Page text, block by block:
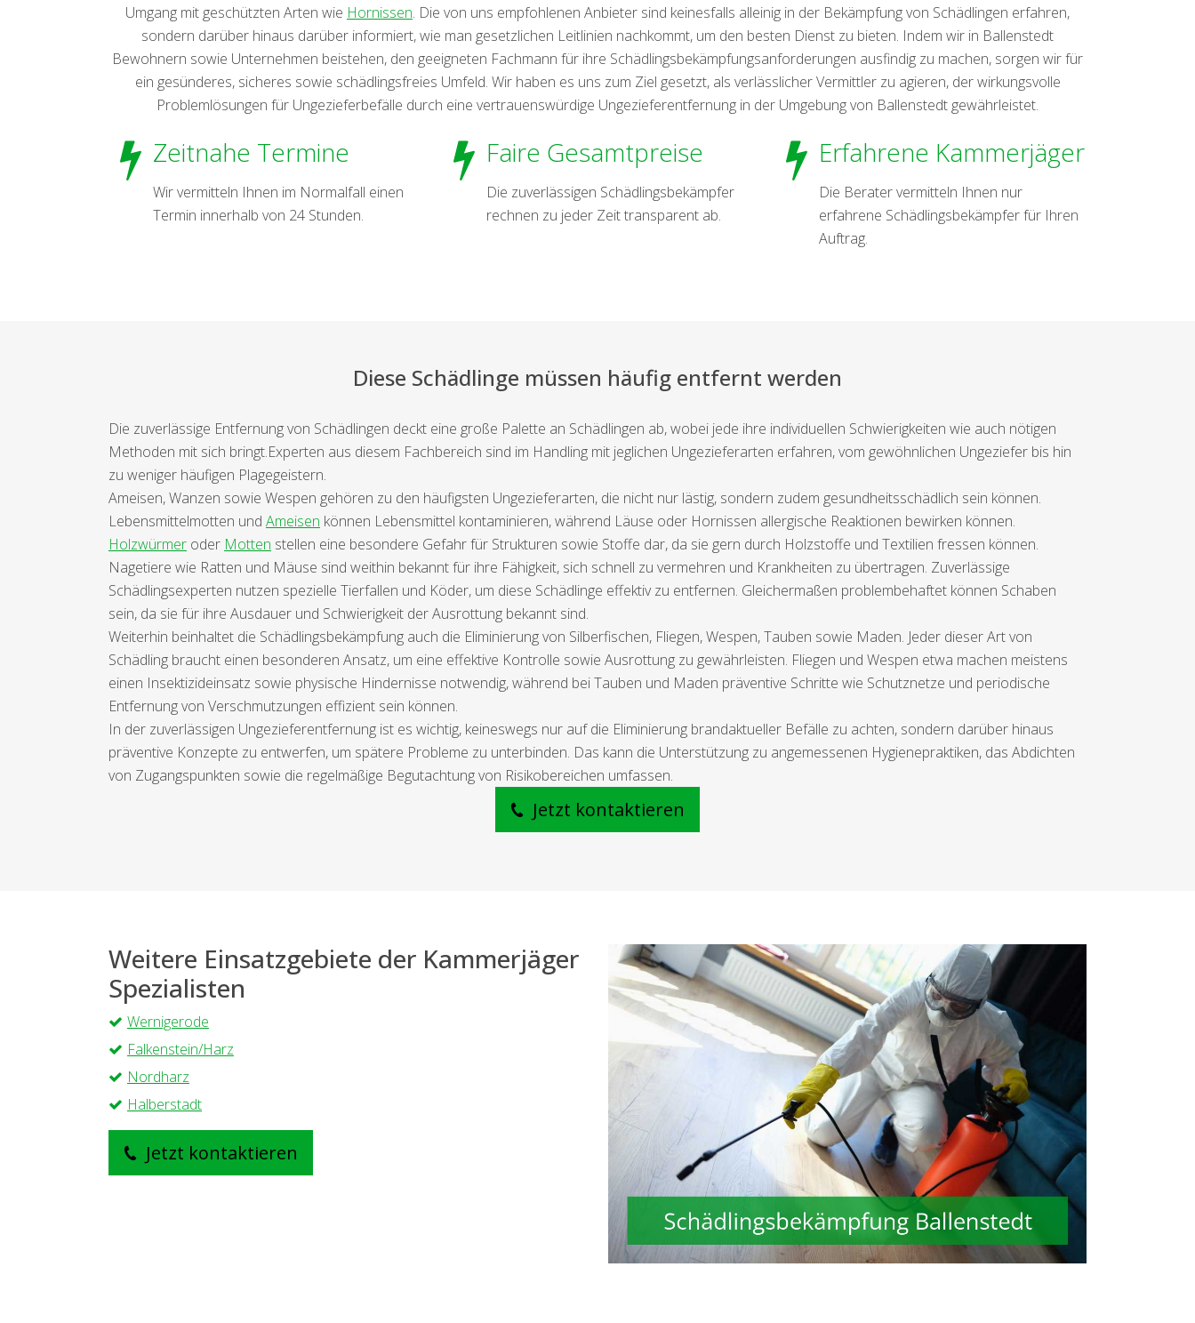
Umgang mit geschützten Arten wie Hornissen. Die von uns empfohlenen Anbieter sind keinesfalls alleinig in der Bekämpfung von Schädlingen erfahren,
sondern darüber hinaus darüber informiert, wie man gesetzlichen Leitlinien nachkommt, um den besten Dienst zu bieten. Indem wir in Ballenstedt
Bewohnern sowie Unternehmen beistehen, den geeigneten Fachmann für ihre Schädlingsbekämpfungsanforderungen ausfindig zu machen, sorgen wir für
ein gesünderes, sicheres sowie schädlingsfreies Umfeld. Wir haben es uns zum Ziel gesetzt, als verlässlicher Vermittler zu agieren, der wirkungsvolle
Problemlösungen für Ungezieferbefälle durch eine vertrauenswürdige Ungezieferentfernung in der Umgebung von Ballenstedt gewährleistet.
Zeitnahe Termine
Wir vermitteln Ihnen im Normalfall einen
Termin innerhalb von 24 Stunden.
Faire Gesamtpreise
Die zuverlässigen Schädlingsbekämpfer
rechnen zu jeder Zeit transparent ab.
Erfahrene Kammerjäger
Die Berater vermitteln Ihnen nur
erfahrene Schädlingsbekämpfer für Ihren
Auftrag.
Diese Schädlinge müssen häufig entfernt werden
Die zuverlässige Entfernung von Schädlingen deckt eine große Palette an Schädlingen ab, wobei jede ihre individuellen Schwierigkeiten wie auch nötigen
Methoden mit sich bringt.Experten aus diesem Fachbereich sind im Handling mit jeglichen Ungezieferarten erfahren, vom gewöhnlichen Ungeziefer bis hin
zu weniger häufigen Plagegeistern.
Ameisen, Wanzen sowie Wespen gehören zu den häufigsten Ungezieferarten, die nicht nur lästig, sondern zudem gesundheitsschädlich sein können.
Lebensmittelmotten und Ameisen können Lebensmittel kontaminieren, während Läuse oder Hornissen allergische Reaktionen bewirken können.
Holzwürmer oder Motten stellen eine besondere Gefahr für Strukturen sowie Stoffe dar, da sie gern durch Holzstoffe und Textilien fressen können.
Nagetiere wie Ratten und Mäuse sind weithin bekannt für ihre Fähigkeit, sich schnell zu vermehren und Krankheiten zu übertragen. Zuverlässige
Schädlingsexperten nutzen spezielle Tierfallen und Köder, um diese Schädlinge effektiv zu entfernen. Gleichermaßen problembehaftet können Schaben
sein, da sie für ihre Ausdauer und Schwierigkeit der Ausrottung bekannt sind.
Weiterhin beinhaltet die Schädlingsbekämpfung auch die Eliminierung von Silberfischen, Fliegen, Wespen, Tauben sowie Maden. Jeder dieser Art von
Schädling braucht einen besonderen Ansatz, um eine effektive Kontrolle sowie Ausrottung zu gewährleisten. Fliegen und Wespen etwa machen meistens
einen Insektizideinsatz sowie physische Hindernisse notwendig, während bei Tauben und Maden präventive Schritte wie Schutznetze und periodische
Entfernung von Verschmutzungen effizient sein können.
In der zuverlässigen Ungezieferentfernung ist es wichtig, keineswegs nur auf die Eliminierung brandaktueller Befälle zu achten, sondern darüber hinaus
präventive Konzepte zu entwerfen, um spätere Probleme zu unterbinden. Das kann die Unterstützung zu angemessenen Hygienepraktiken, das Abdichten
von Zugangspunkten sowie die regelmäßige Begutachtung von Risikobereichen umfassen.
Jetzt kontaktieren
Weitere Einsatzgebiete der Kammerjäger
Spezialisten
Wernigerode
Falkenstein/Harz
Nordharz
Halberstadt
Jetzt kontaktieren